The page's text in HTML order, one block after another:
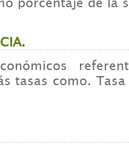
tasas como.